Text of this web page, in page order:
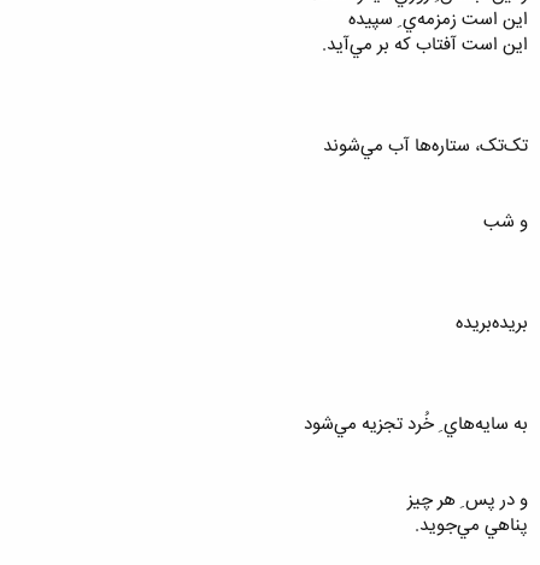
اين است زمزمه‌ي ِ سپيده
اين است آفتاب که بر مي‌آيد.
تک‌تک، ستاره‌ها آب مي‌شوند
و شب
بريده‌بريده
به سايه‌هاي ِ خُرد تجزيه مي‌شود
و در پس ِ هر چيز
پناهي مي‌جويد.